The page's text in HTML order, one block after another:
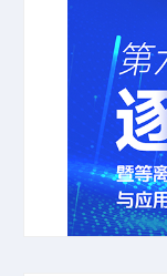
为促进等离
创新，推动
同时面向国产
以期实现产
子体及应用
与大连理工
联合举办第
技术与应用